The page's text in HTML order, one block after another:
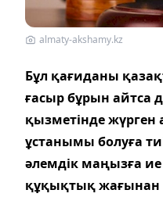
almaty-akshamy.kz
Бұл қағиданы
ғасыр бұрын айтса
қызметінде
ұстанымы болуға
әлемдік маңызға
құқықтық